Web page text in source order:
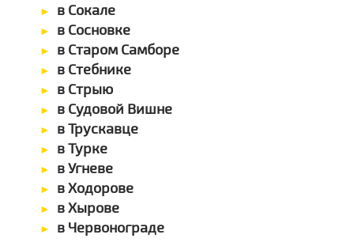
в Сокале
в Сосновке
в Старом Самборе
в Стебнике
в Стрыю
в Судовой Вишне
в Трускавце
в Турке
в Угневе
в Ходорове
в Хырове
в Червонограде